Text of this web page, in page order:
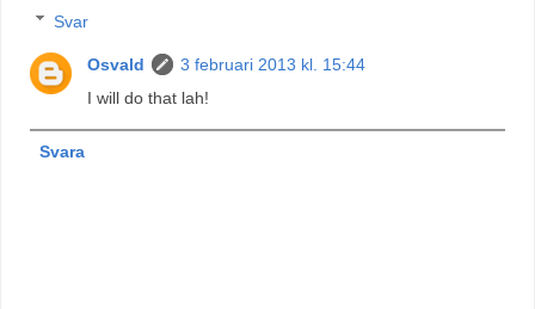
Svar
Osvald
3 februari 2013 kl. 15:44
I will do that lah!
Svara